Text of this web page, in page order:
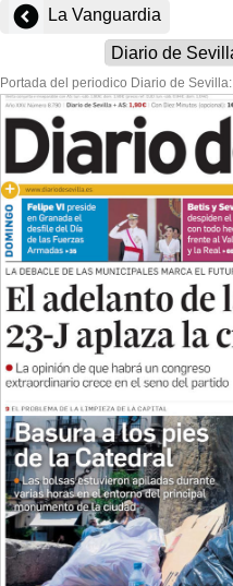
La Vanguardia
Portada del periodico Diario de Sevilla: